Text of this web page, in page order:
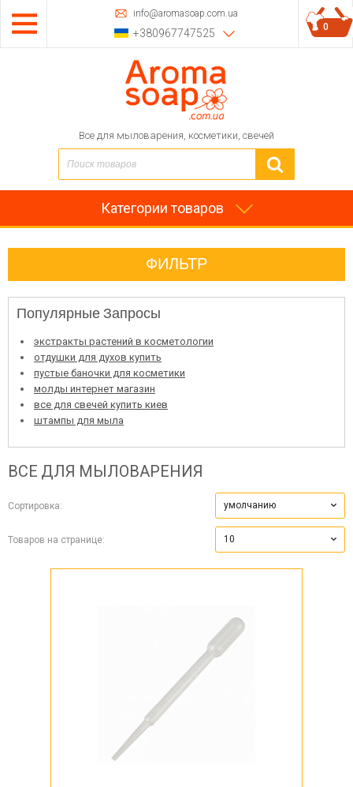
info@aromasoap.com.ua
+380967747525
Все для мыловарения, косметики, свечей
0
Категории товаров
ФИЛЬТР
Популярные Запросы
экстракты растений в косметологии
отдушки для духов купить
пустые баночки для косметики
молды интернет магазин
все для свечей купить киев
штампы для мыла
ВСЕ ДЛЯ МЫЛОВАРЕНИЯ
Сортировка: умолчанию
Товаров на странице: 10